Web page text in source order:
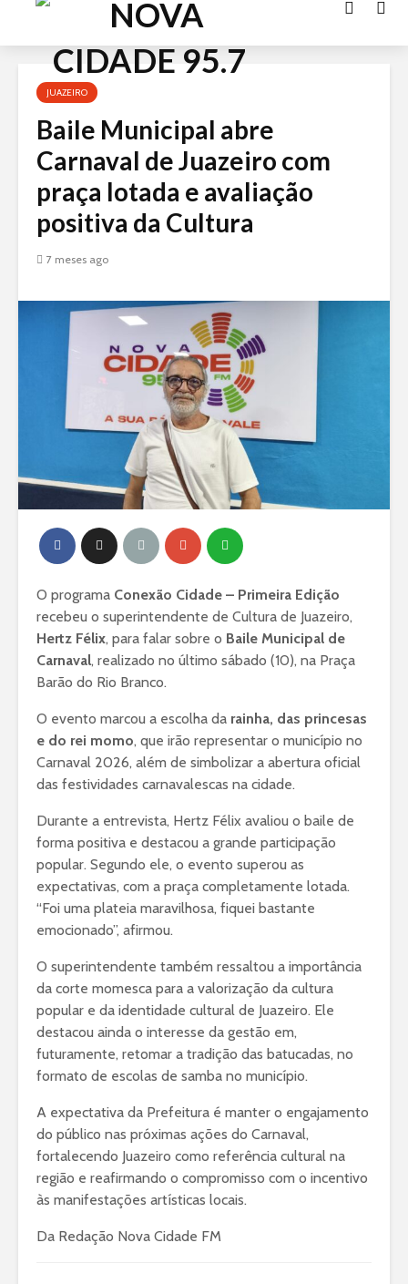
Acessar
conteúdoJUAZEIRO
Baile Municipal abre
Carnaval de Juazeiro com
praça lotada e avaliação
positiva da Cultura
7 meses ago
O programa Conexão Cidade – Primeira Edição
recebeu o superintendente de Cultura de Juazeiro,
Hertz Félix, para falar sobre o Baile Municipal de
Carnaval, realizado no último sábado (10), na Praça
Barão do Rio Branco.
O evento marcou a escolha da rainha, das princesas
e do rei momo, que irão representar o município no
Carnaval 2026, além de simbolizar a abertura oficial
das festividades carnavalescas na cidade.
Durante a entrevista, Hertz Félix avaliou o baile de
forma positiva e destacou a grande participação
popular. Segundo ele, o evento superou as
expectativas, com a praça completamente lotada.
“Foi uma plateia maravilhosa, fiquei bastante
emocionado”, afirmou.
O superintendente também ressaltou a importância
da corte momesca para a valorização da cultura
popular e da identidade cultural de Juazeiro. Ele
destacou ainda o interesse da gestão em,
futuramente, retomar a tradição das batucadas, no
formato de escolas de samba no município.
A expectativa da Prefeitura é manter o engajamento
do público nas próximas ações do Carnaval,
fortalecendo Juazeiro como referência cultural na
região e reafirmando o compromisso com o incentivo
às manifestações artísticas locais.
Da Redação Nova Cidade FM